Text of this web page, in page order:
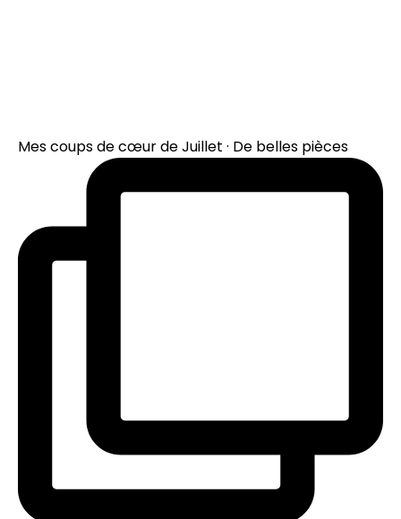
Mes coups de cœur de Juillet · De belles pièces